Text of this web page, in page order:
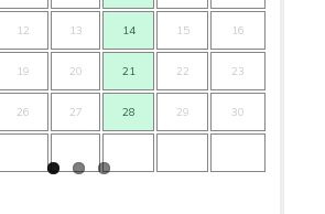
12 13 14 15 16
19 20 21 22 23
26 27 28 29 30